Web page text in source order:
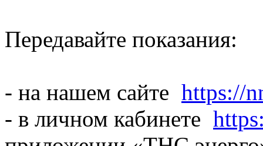
Передавайте показания:
- на нашем сайте https://
- в личном кабинете